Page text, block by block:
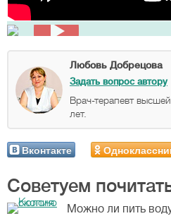
Любовь Добрецова
Задать вопрос автору
Врач-терапевт
лет.
Вконтакте
Советуем
Можно ли пить